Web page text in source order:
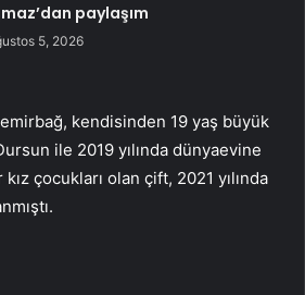
paylaşım
5, 2026
kendisinden 19 yaş büyük
ile 2019 yılında dünyaevine
çocukları olan çift, 2021 yılında